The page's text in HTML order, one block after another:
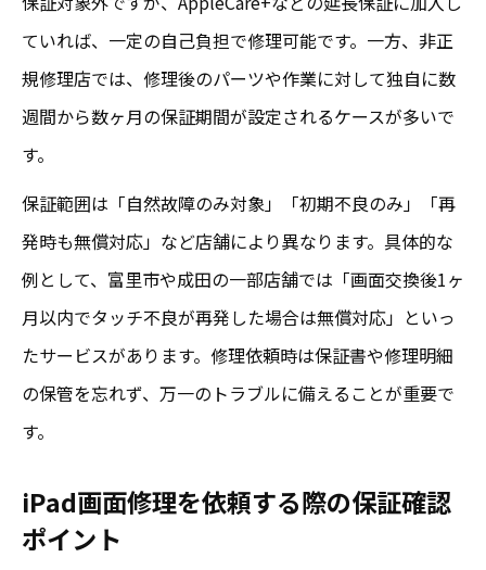
ていれば、一定の自己負担で修理可能です。一方、非正
規修理店では、修理後のパーツや作業に対して独自に数
週間から数ヶ月の保証期間が設定されるケースが多いで
す。
保証範囲は「自然故障のみ対象」「初期不良のみ」「再
発時も無償対応」など店舗により異なります。具体的な
例として、富里市や成田の一部店舗では「画面交換後1ヶ
月以内でタッチ不良が再発した場合は無償対応」といっ
たサービスがあります。修理依頼時は保証書や修理明細
の保管を忘れず、万一のトラブルに備えることが重要で
す。
iPad画面修理を依頼する際の保証確認
ポイント